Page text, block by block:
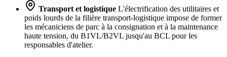
Transport et logistique L'électrification des utilitaires et
poids lourds de la filière transport-logistique impose de former
les mécaniciens de parc à la consignation et à la maintenance
haute tension, du B1VL/B2VL jusqu'au BCL pour les
responsables d'atelier.